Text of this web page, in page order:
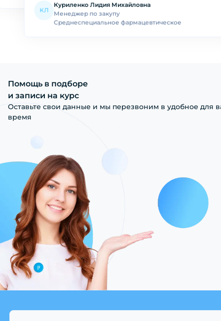
КЛ
Куриленко Лидия Михайловна
Менеджер по закупу
Среднеспециальное фармацевтическое
Помощь в подборе
и записи на курс
Оставьте свои данные и мы перезвоним в удобное для
время